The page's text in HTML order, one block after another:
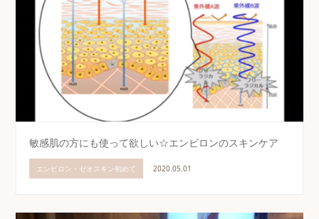
敏感肌の方にも使って欲しい☆エンビロンのスキンケア
エンビロン・ゼオスキン初めて 2020.05.01